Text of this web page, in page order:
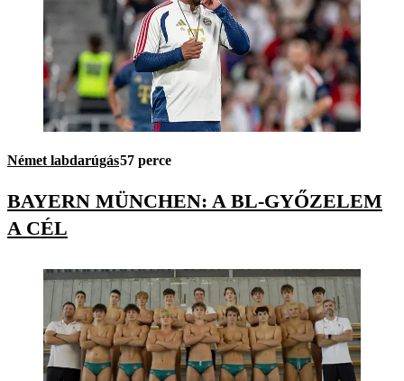
Német labdarúgás57 perce
BAYERN MÜNCHEN: A BL-GYŐZELEM
A CÉL